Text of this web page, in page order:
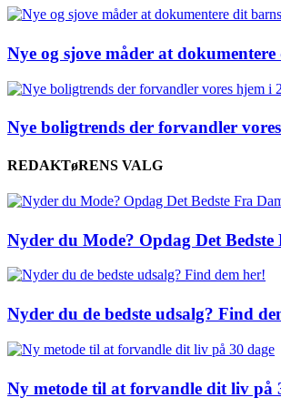
Nye og sjove måder at
Nye boligtrends der forvandler
REDAKTøRENS VALG
Nyder du Mode? Opdag Det
Nyder du de bedste udsalg? Find
Ny metode til at forvandle dit liv på